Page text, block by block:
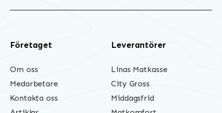
Företaget
Om oss
Medarbetare
Kontakta oss
Leverantörer
Linas Matkasse
City Gross
Middagsfrid